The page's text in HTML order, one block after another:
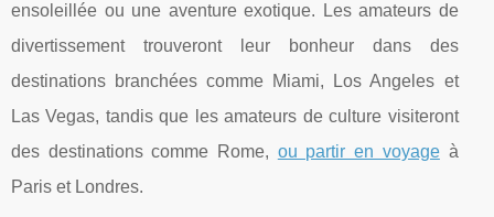
ensoleillée ou une aventure exotique. Les amateurs de
divertissement trouveront leur bonheur dans des
destinations branchées comme Miami, Los Angeles et
Las Vegas, tandis que les amateurs de culture visiteront
des destinations comme Rome, ou partir en voyageà
Paris et Londres.